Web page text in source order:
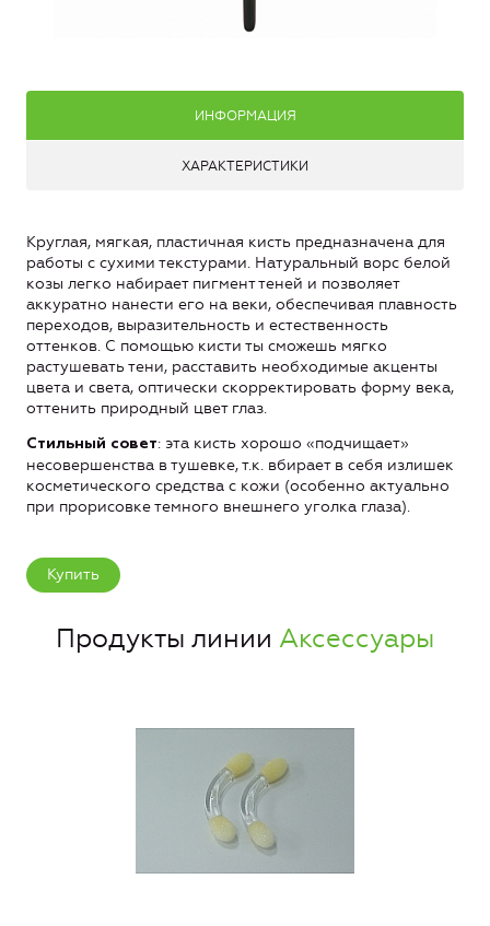
ИНФОРМАЦИЯ
ХАРАКТЕРИСТИКИ
Круглая, мягкая, пластичная кисть предназначена для
работы с сухими текстурами. Натуральный ворс белой
козы легко набирает пигмент теней и позволяет
аккуратно нанести его на веки, обеспечивая плавность
переходов, выразительность и естественность
оттенков. С помощью кисти ты сможешь мягко
растушевать тени, расставить необходимые акценты
цвета и света, оптически скорректировать форму века,
оттенить природный цвет глаз.
Стильный совет: эта кисть хорошо «подчищает»
несовершенства в тушевке, т.к. вбирает в себя излишек
косметического средства с кожи (особенно актуально
при прорисовке темного внешнего уголка глаза).
Купить
Продукты линии Аксессуары